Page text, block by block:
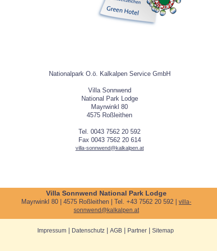
Nationalpark O.ö. Kalkalpen Service GmbH
Villa Sonnwend
National Park Lodge
Mayrwinkl 80
4575 Roßleithen
Tel. 0043 7562 20 592
Fax 0043 7562 20 614
villa-sonnwend@kalkalpen.at
Villa Sonnwend National Park Lodge
Mayrwinkl 80 | 4575 Roßleithen | Tel. +43 7562 20 592 |villa-
sonnwend@kalkalpen.at
Impressum| Datenschutz| AGB| Partner| Sitemap